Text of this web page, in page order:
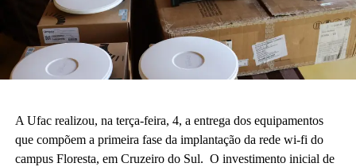
A Ufac realizou, na terça-feira, 4, a entrega dos equipamentos
que compõem a primeira fase da implantação da rede wi-fi do
campus Floresta, em Cruzeiro do Sul. O investimento inicial de